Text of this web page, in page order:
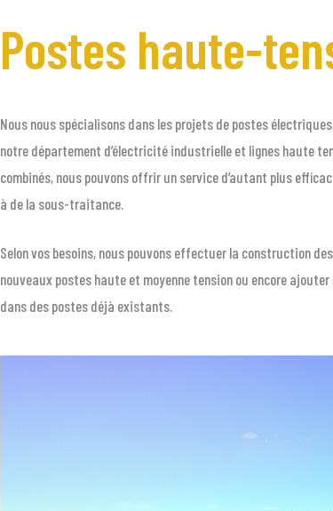
Postes haute-
Nous nous spécialisons dans les projets de postes
notre département d’électricité industrielle et lignes haute
combinés, nous pouvons offrir un service d’autant plus
à de la sous-traitance.
Selon vos besoins, nous pouvons effectuer la construction
nouveaux postes haute et moyenne tension ou encore
dans des postes déjà existants.